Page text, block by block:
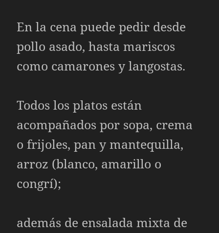
En la cena puede pedir desde
pollo asado, hasta mariscos
como camarones y langostas.
Todos los platos están
acompañados por sopa, crema
o frijoles, pan y mantequilla,
arroz (blanco, amarillo o
congrí);
además de ensalada mixta de